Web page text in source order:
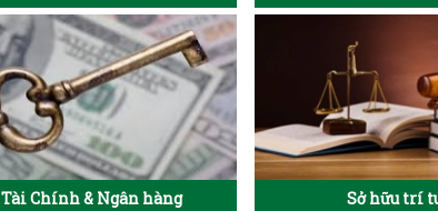
Tài Chính & Ngân hàng Sở hữu trí